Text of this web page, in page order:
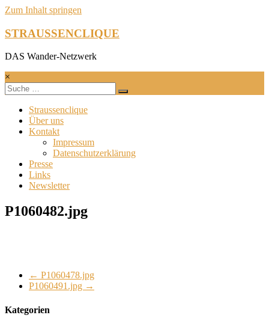
Zum Inhalt springen
STRAUSSENCLIQUE
DAS Wander-Netzwerk
×
Straussenclique
Über uns
Kontakt
Impressum
Datenschutzerklärung
Presse
Links
Newsletter
P1060482.jpg
← P1060478.jpg
P1060491.jpg →
Kategorien